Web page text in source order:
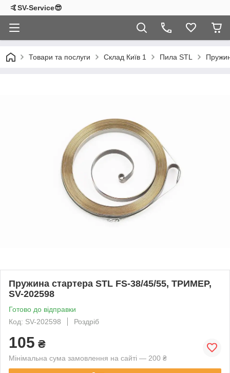
🤙SV-Service😎
Товари та послуги Склад Київ 1 Пила STL
Пружина стартера STL FS-38/45/55, ТРИМЕР,
SV-202598
Готово до відправки
Код: SV-202598
Роздріб
105 ₴
Мінімальна сума замовлення на сайті — 200 ₴